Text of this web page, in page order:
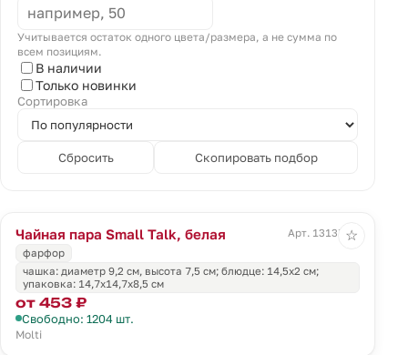
Учитывается остаток одного цвета/размера, а не сумма по
всем позициям.
В наличии
Только новинки
Сортировка
Сбросить Скопировать подбор
Чайная пара Small Talk, белая
Арт. 13137.60
фарфор
чашка: диаметр 9,2 см, высота 7,5 см; блюдце: 14,5x2 см;
упаковка: 14,7х14,7х8,5 см
от 453 ₽
Свободно: 1204 шт.
Molti
☆